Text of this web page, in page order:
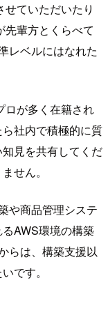
ていただいたり
先輩方とくらべて
レベルにはなれた
ロが多く在籍され
社内で積極的に質
見を共有してくだ
せん。
や商品管理システ
AWS環境の構築
らは、構築支援以
です。